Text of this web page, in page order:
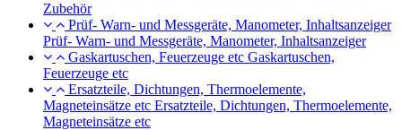
Zubehör
Prüf- Warn- und Messgeräte, Manometer, Inhaltsanzeiger
Prüf- Warn- und Messgeräte, Manometer, Inhaltsanzeiger
Gaskartuschen, Feuerzeuge etc Gaskartuschen,
Feuerzeuge etc
Ersatzteile, Dichtungen, Thermoelemente,
Magneteinsätze etc Ersatzteile, Dichtungen, Thermoelemente,
Magneteinsätze etc